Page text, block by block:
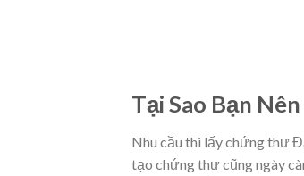
Tại Sao Bạn
Nhu cầu thi lấy chứng thư
tạo chứng thư cũng ngày